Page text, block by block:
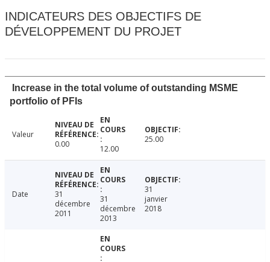
INDICATEURS DES OBJECTIFS DE
DÉVELOPPEMENT DU PROJET
Increase in the total volume of outstanding MSME
portfolio of PFIs
Valeur
0.00
12.00
25.00
Date
31
décembre
2011
31
décembre
2013
31
janvier
2018